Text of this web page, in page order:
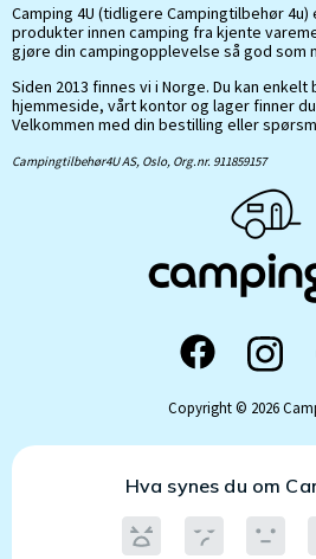
Camping 4U (tidligere Campingtilbehør
produkter innen camping fra kjente
gjøre din campingopplevelse så god som
Siden 2013 finnes vi i Norge. Du kan
hjemmeside, vårt kontor og lager finner
Velkommen med din bestilling eller
Campingtilbehør4U AS, Oslo, Org.nr. 911859157
Copyright © 2026